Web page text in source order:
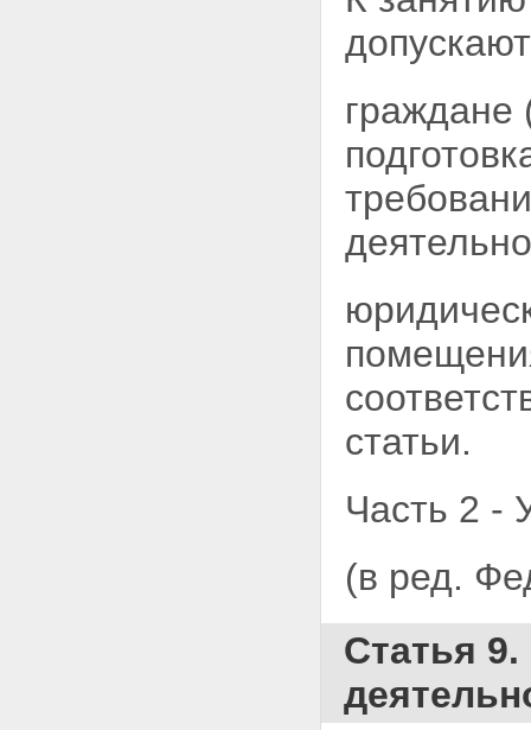
граждане
статьи.
Часть 2 -
(в ред.
Статья